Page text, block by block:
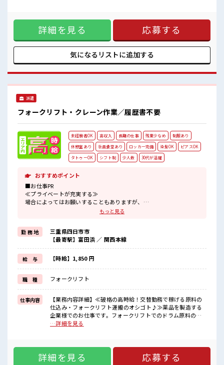
安心してお仕事に集中♪
残業も1日1H程度あるので給料の上乗せも期待できそう！
入アップ≫ 残業は月20時間未満で、 ほどよく稼げます♪ ≪土
日祝休のお仕事≫ 家族や友人と一緒にプライベート満喫！ ≪
ラクラク制服アリ≫ 制服があるので、 毎日の服装の悩み解消
♪ ≪自分に合った期間で働ける≫ 福利厚生が整った派遣のお
仕事です！ ■職場の雰囲気 休憩室で楽しくランチ♪ 時間があ
れば昼寝もしちゃおう！ ロッカーあり！ 安心してお仕事に集
う！
詳細を見る 応募する
気になるリストに追加する
派遣
フォークリフト・クレーン作業／履歴書不要
未経験者OK 高収入 長期の仕事 残業少なめ
制服あり
休憩室あり
社員食堂あり ロッカー完備 染髪OK
ピアスOK
タトゥーOK
シフト制 少人数 30代が活躍
おすすめポイント
■お仕事PR
≪プライベートが充実する≫
場合によってはお願いすることもありますが、
基本的に髪色自由で明るすぎたり奇抜でなければOKです！
(規定有)≪ラクラク制服アリ≫
制服があるので、
毎日の服装の悩み解消♪
≪未経験でも活躍できる≫
新しいことにチャレンジするのは不安だけど、
しっかり働く環境が整っています！
イチからスキルUP・ステップUP目指していきましょう！
≪自分に向いている仕事が探せる≫
困った事などがあれば、
担当がしっかりサポートします！
■職場の雰囲気
明るすぎたり奇抜過ぎなければヘアカラーOK！
しっかり休める休憩室あり！
オンオフの切替もできちゃう！
もっと見る
勤 務 地
三重県四日市市
【最寄駅】富田浜 ／ 関西本線
給 与 【時給】1,850 円
職 種 フォークリフト
仕事内容
【業務内容詳細】≪破格の高時給！交替勤務で稼げる原料の
仕込み・フォークリフト運搬のオシゴト♪≫薬品を製造する
企業様でのお仕事です。フォークリフトでのドラム原料の仕
込み、攪拌、充填、窯の洗浄、フォークリフトでの運搬 機
仕事PR ≪プライベートが充実する≫ 場合によってはお願いす
ることもありますが、 残業はほとんどナシ！ ≪髪型自由≫ 基
本的に髪色自由で明るすぎたり奇抜でなければOKです！ (規
…詳細を見る
詳細を見る 応募する